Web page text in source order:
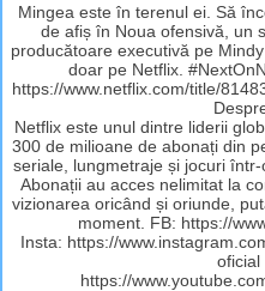
Mingea este în terenul ei. Să
de afiș în Noua ofensivă, un
producătoare executivă pe
doar pe Netflix.
https://www.netflix.com/title/
Netflix este unul dintre liderii
300 de milioane de abonați din
seriale, lungmetraje și jocuri
Abonații au acces nelimitat la
vizionarea oricând și oriunde,
moment. FB: https://
Insta: https://
oficial
https://